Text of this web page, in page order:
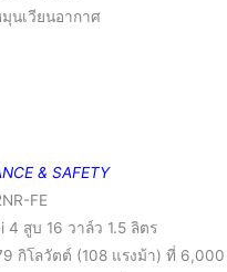
นเวียนอากาศ
& SAFETY
FE
4 สูบ 16 วาล์ว 1.5 ลิตร
กิโลวัตต์ (108 แรงม้า) ที่